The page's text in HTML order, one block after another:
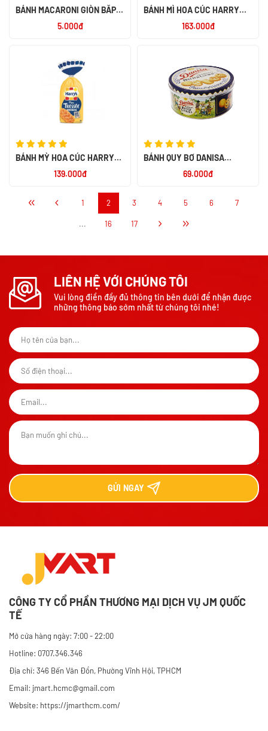
BÁNH MACARONI GIÒN BẮP
5.000đ
BÁNH MÌ HOA CÚC HARRY
163.000đ
BÁNH MỲ HOA CÚC HARRYS
139.000đ
BÁNH QUY BƠ DANISA
INDONESIA69.000đ
1 2 3 4 5 6 7
... 16 17
LIÊN HỆ VỚI CHÚNG TÔI
Vui lòng điền đầy đủ thông tin bên dưới để nhận được
những thông báo sớm nhất từ chúng tôi nhé!
GỬI NGAY
CÔNG TY CỔ PHẦN THƯƠNG MẠI DỊCH VỤ JM QUỐC
TẾ
Mở cửa hàng ngày: 7:00 - 22:00
Hotline: 0707.346.346
Địa chỉ: 346 Bến Vân Đồn, Phường Vĩnh Hội, TPHCM
Email: jmart.hcmc@gmail.com
Website: https://jmarthcm.com/